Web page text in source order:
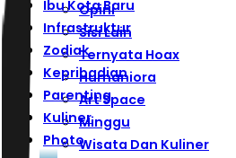
Ibu Kota Baru
Infrastruktur
Zodiak
Kepribadian
Parenting
Kuliner
Photo
Opini
Sisi Lain
Ternyata Hoax
Humaniora
Art Space
Minggu
Wisata Dan Kuliner